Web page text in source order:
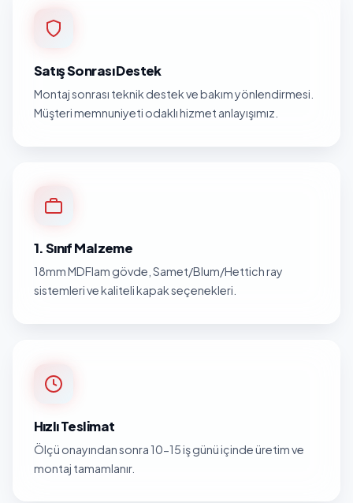
Satış Sonrası Destek
Montaj sonrası teknik destek ve bakım yönlendirmesi.
Müşteri memnuniyeti odaklı hizmet anlayışımız.
1. Sınıf Malzeme
18mm MDFlam gövde, Samet/Blum/Hettich ray
sistemleri ve kaliteli kapak seçenekleri.
Hızlı Teslimat
Ölçü onayından sonra 10-15 iş günü içinde üretim ve
montaj tamamlanır.